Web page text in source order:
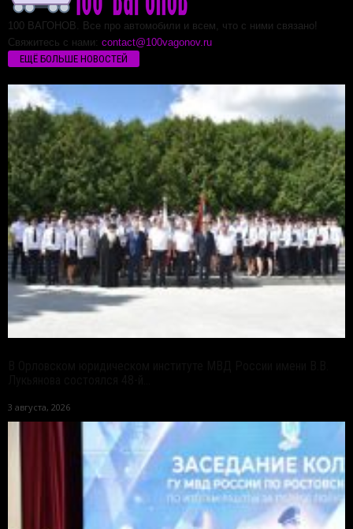
100 ВАГОНОВ. Все про автомобили и всем, что с ними связано!
Свяжитесь с нами: contact@100vagonov.ru
ЕЩЁ БОЛЬШЕ НОВОСТЕЙ
3 августа, 2026